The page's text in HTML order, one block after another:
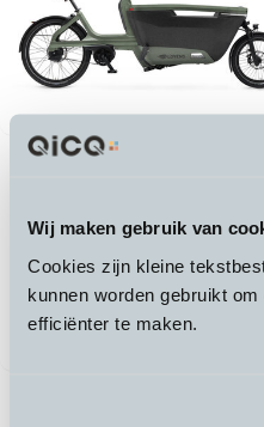
Wij maken gebruik van
Cookies zijn kleine
kunnen worden gebruikt
efficiënter te maken.